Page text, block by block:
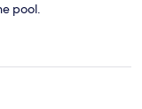
pool.